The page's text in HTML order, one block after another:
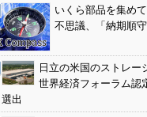
いくら部品を集め
不思議、「納期順
日立の米国のストレー
世界経済フォーラム認
選出